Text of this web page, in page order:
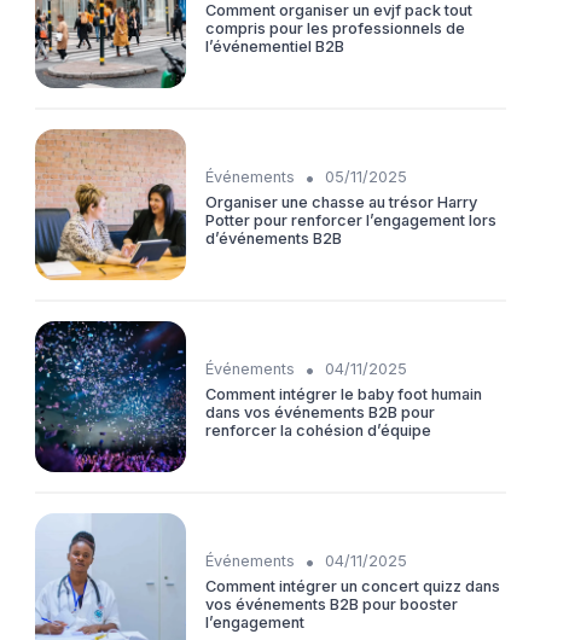
Comment organiser un evjf pack tout
compris pour les professionnels de
l’événementiel B2B
Événements •
05/11/2025
Organiser une chasse au trésor Harry
Potter pour renforcer l’engagement lors
d’événements B2B
Événements •
04/11/2025
Comment intégrer le baby foot humain
dans vos événements B2B pour
renforcer la cohésion d’équipe
Événements •
04/11/2025
Comment intégrer un concert quizz dans
vos événements B2B pour booster
l’engagement